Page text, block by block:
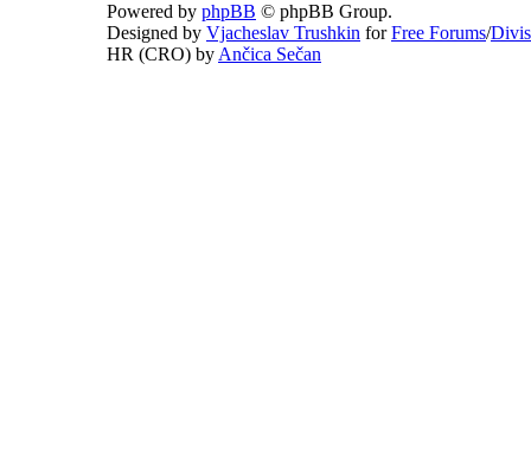
Powered by phpBB © phpBB Group.
Designed by Vjacheslav Trushkin forFree Forums/
HR (CRO) by Ančica Sečan